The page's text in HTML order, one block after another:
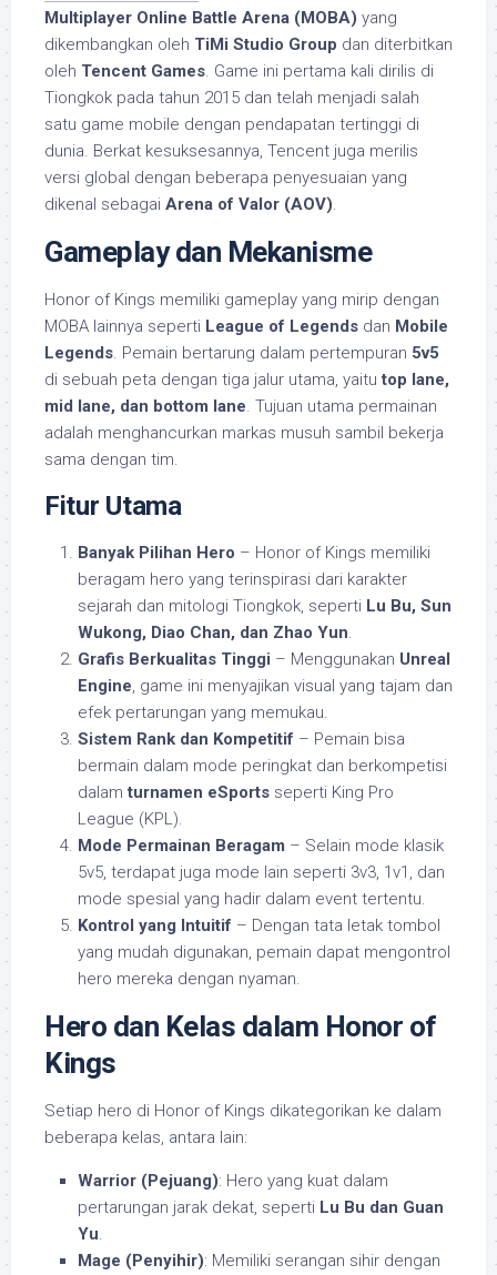
Multiplayer Online Battle Arena (MOBA) yang
dikembangkan oleh TiMi Studio Group dan diterbitkan
oleh Tencent Games. Game ini pertama kali dirilis di
Tiongkok pada tahun 2015 dan telah menjadi salah
satu game mobile dengan pendapatan tertinggi di
dunia. Berkat kesuksesannya, Tencent juga merilis
versi global dengan beberapa penyesuaian yang
dikenal sebagai Arena of Valor (AOV).
Gameplay dan Mekanisme
Honor of Kings memiliki gameplay yang mirip dengan
MOBA lainnya seperti League of Legends dan Mobile
Legends. Pemain bertarung dalam pertempuran 5v5
di sebuah peta dengan tiga jalur utama, yaitutop lane,
mid lane, dan bottom lane. Tujuan utama permainan
adalah menghancurkan markas musuh sambil bekerja
sama dengan tim.
Fitur Utama
Banyak Pilihan Hero – Honor of Kings memiliki
beragam hero yang terinspirasi dari karakter
sejarah dan mitologi Tiongkok, seperti Lu Bu, Sun
Wukong, Diao Chan, dan Zhao Yun.
Grafis Berkualitas Tinggi – Menggunakan Unreal
Engine, game ini menyajikan visual yang tajam dan
efek pertarungan yang memukau.
Sistem Rank dan Kompetitif – Pemain bisa
bermain dalam mode peringkat dan berkompetisi
dalamturnamen eSports seperti King Pro
League (KPL).
Mode Permainan Beragam – Selain mode klasik
5v5, terdapat juga mode lain seperti 3v3, 1v1, dan
mode spesial yang hadir dalam event tertentu.
Kontrol yang Intuitif – Dengan tata letak tombol
yang mudah digunakan, pemain dapat mengontrol
hero mereka dengan nyaman.
Hero dan Kelas dalam Honor of
Kings
Setiap hero di Honor of Kings dikategorikan ke dalam
beberapa kelas, antara lain:
Warrior (Pejuang): Hero yang kuat dalam
pertarungan jarak dekat, seperti Lu Bu dan Guan
Yu.
Mage (Penyihir): Memiliki serangan sihir dengan